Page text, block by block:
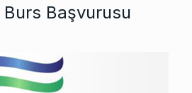
Başvurusu